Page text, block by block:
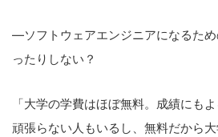
―ソフトウェアエンジニアになるた
ったりしない？
「大学の学費はほぼ無料。成績にも
頑張らない人もいるし、無料だから